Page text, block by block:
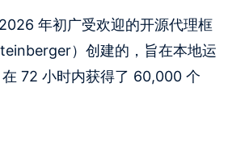
年初广受欢迎的开源代理框
）创建的，旨在本地运
72 小时内获得了 60,000 个